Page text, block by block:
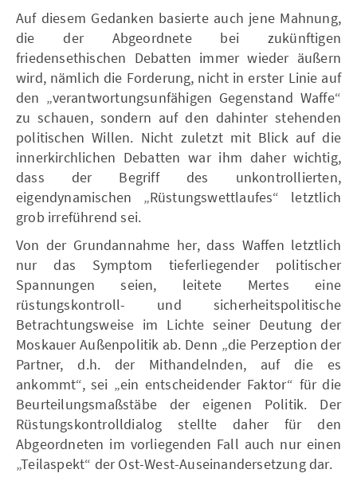
Auf diesem Gedanken basierte auch jene Mahnung,
die der Abgeordnete bei zukünftigen
friedensethischen Debatten immer wieder äußern
wird, nämlich die Forderung, nicht in erster Linie auf
den „verantwortungsunfähigen Gegenstand Waffe“
zu schauen, sondern auf den dahinter stehenden
politischen Willen. Nicht zuletzt mit Blick auf die
innerkirchlichen Debatten war ihm daher wichtig,
dass der Begriff des unkontrollierten,
eigendynamischen „Rüstungswettlaufes“ letztlich
grob irreführend sei.
Von der Grundannahme her, dass Waffen letztlich
nur das Symptom tieferliegender politischer
Spannungen seien, leitete Mertes eine
rüstungskontroll- und sicherheitspolitische
Betrachtungsweise im Lichte seiner Deutung der
Moskauer Außenpolitik ab. Denn „die Perzeption der
Partner, d.h. der Mithandelnden, auf die es
ankommt“, sei „ein entscheidender Faktor“ für die
Beurteilungsmaßstäbe der eigenen Politik. Der
Rüstungskontrolldialog stellte daher für den
Abgeordneten im vorliegenden Fall auch nur einen
„Teilaspekt“ der Ost-West-Auseinandersetzung dar.